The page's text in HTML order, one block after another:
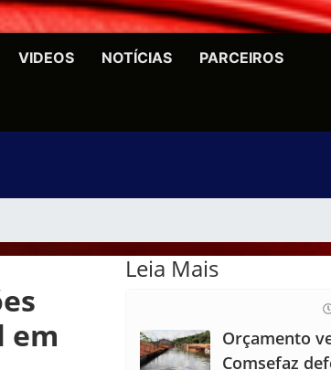
VIDEOS NOTÍCIAS PARCEIROS
em
Leia Mais
Orçamento
Comsefaz